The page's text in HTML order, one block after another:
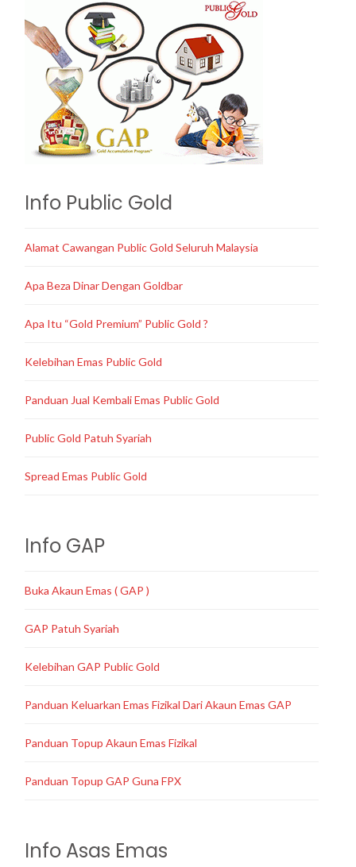
Info Public Gold
Alamat Cawangan Public Gold Seluruh Malaysia
Apa Beza Dinar Dengan Goldbar
Apa Itu “Gold Premium” Public Gold ?
Kelebihan Emas Public Gold
Panduan Jual Kembali Emas Public Gold
Public Gold Patuh Syariah
Spread Emas Public Gold
Info GAP
Buka Akaun Emas ( GAP )
GAP Patuh Syariah
Kelebihan GAP Public Gold
Panduan Keluarkan Emas Fizikal Dari Akaun Emas GAP
Panduan Topup Akaun Emas Fizikal
Panduan Topup GAP Guna FPX
Info Asas Emas